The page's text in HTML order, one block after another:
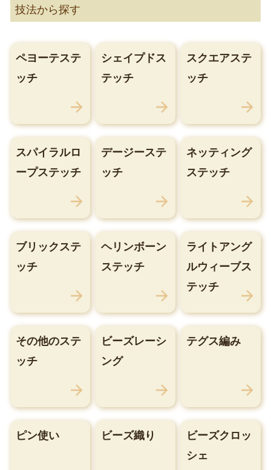
技法から探す
ペヨーテステ
ッチ
シェイプドス
テッチ
スクエアステ
ッチ
スパイラルロ
ープステッチ
デージーステ
ッチ
ネッティング
ステッチ
ブリックステ
ッチ
ヘリンボーン
ステッチ
ライトアング
ルウィーブス
テッチ
その他のステ
ッチ
ビーズレーシ
ング
テグス編み
ピン使い ビーズ織り
ビーズクロッ
シェ